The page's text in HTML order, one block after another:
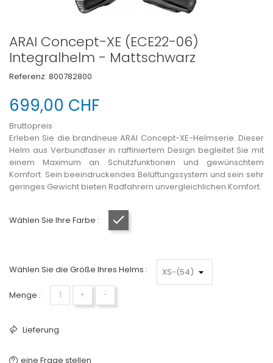
ARAI Concept-XE (ECE22-06)
Integralhelm - Mattschwarz
Referenz: 800782800
699,00 CHF
Bruttopreis
Erleben Sie die brandneue ARAI Concept-XE-Helmserie. Dieser
Helm aus Verbundfaser in raffiniertem Design begleitet Sie mit
einem Maximum an Schutzfunktionen und gewünschtem
Komfort. Sein beeindruckendes Belüftungssystem und sein sehr
geringes Gewicht bieten Radfahrern unvergleichlichen Komfort.
Wählen Sie Ihre Farbe :
Wählen Sie die Größe Ihres Helms :
Menge : + −
Lieferung
eine Frage stellen